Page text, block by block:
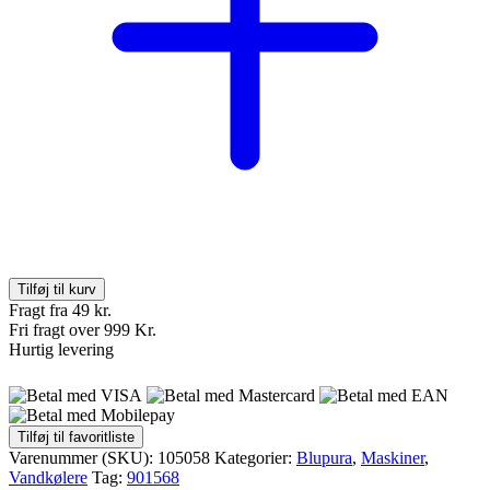
Tilføj til kurv
Fragt fra 49 kr.
Fri fragt over 999 Kr.
Hurtig levering
Tilføj til favoritliste
Varenummer (SKU): 105058 Kategorier: Blupura, Maskiner,
Vandkølere Tag: 901568